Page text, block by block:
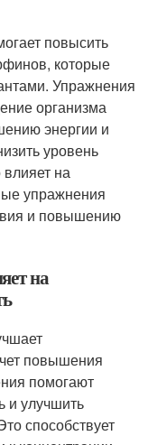
повысить
которые
Упражнения
организма
энергии и
уровень
влияет на
упражнения
и повышению
на
повышения
помогают
и улучшить
способствует